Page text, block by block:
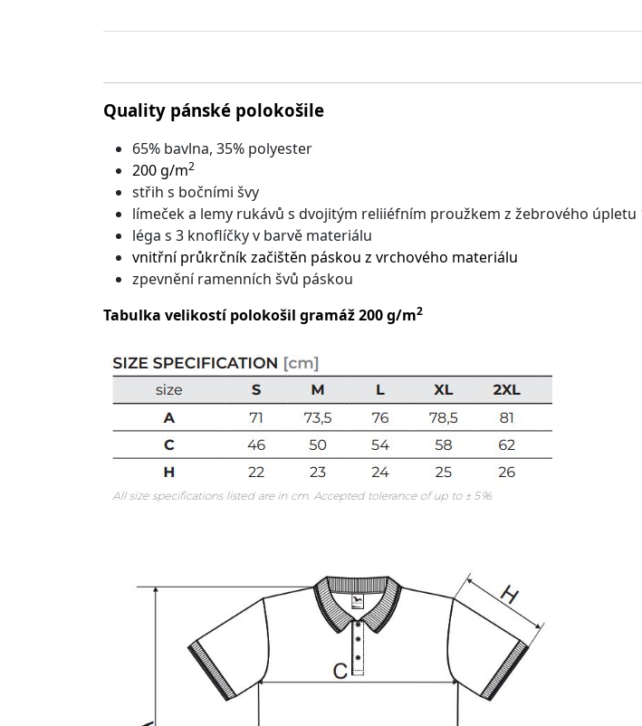
Quality pánské polokošile
65% bavlna, 35% polyester
200 g/m2
střih s bočními švy
límeček a lemy rukávů s dvojitým reliiéfním proužkem z žebrového úpletu
léga s 3 knoflíčky v barvě materiálu
vnitřní průkrčník začištěn páskou z vrchového materiálu
zpevnění ramenních švů páskou
Tabulka velikostí polokošil gramáž 200 g/m2